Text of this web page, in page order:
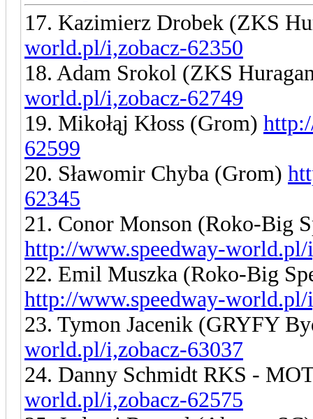
17. Kazimierz Drobek (ZKS
world.pl/i,zobacz-62350
18. Adam Srokol (ZKS
world.pl/i,zobacz-62749
19. Mikołąj Kłoss (Grom)
62599
20. Sławomir Chyba (Grom)
62345
21. Conor Monson (Roko-Big
http://www.speedway-world.pl/
22. Emil Muszka (Roko-Big
http://www.speedway-world.pl/
23. Tymon Jacenik (GRYFY
world.pl/i,zobacz-63037
24. Danny Schmidt RKS -
world.pl/i,zobacz-62575